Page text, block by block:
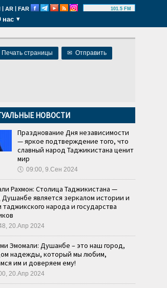
| AR | FAR 101.5 FM
нас
Печать страницы ✉ Отправить
НОВОСТИ
Празднование Дня независимости
— яркое подтверждение того, что
славный народ Таджикистана ценит
мир
🕔 09:00, 9.Сен 2024
Рахмон: Столица Таджикистана —
Душанбе является зеркалом истории и
таджикского народа и государства
20.Апр 2024
Эмомали: Душанбе – это наш город,
надежды, который мы любим,
им и доверяем ему!
20.Апр 2024